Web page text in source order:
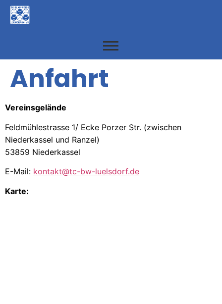
Anfahrt
Vereinsgelände
Feldmühlestrasse 1/ Ecke Porzer Str. (zwischen
Niederkassel und Ranzel)
53859 Niederkassel
E-Mail: kontakt@tc-bw-luelsdorf.de
Karte: